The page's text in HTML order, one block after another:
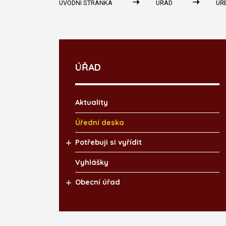
ÚVODNÍ STRÁNKA ÚŘAD
ÚŘAD
Aktuality
Úřední deska
Potřebuji si vyřídit
Vyhlášky
Obecní úřad